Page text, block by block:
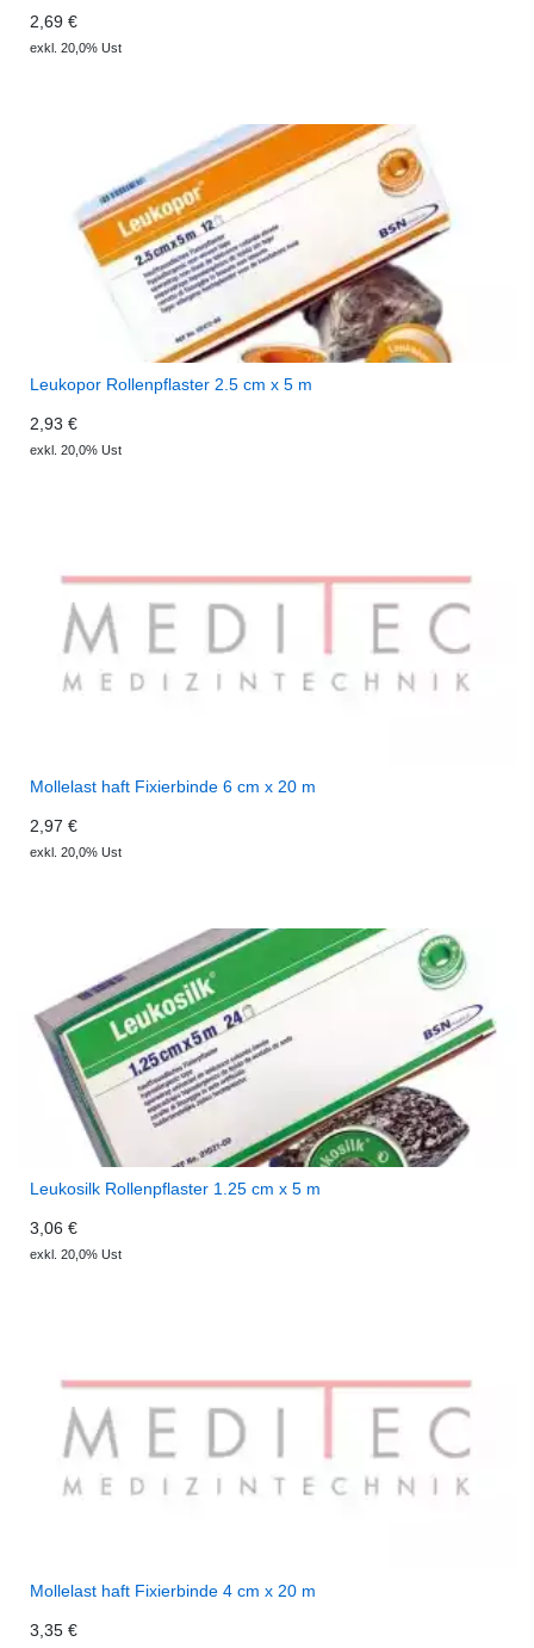
2,69 €
exkl. 20,0% Ust
Leukopor Rollenpflaster 2.5 cm x 5 m
2,93 €
exkl. 20,0% Ust
Mollelast haft Fixierbinde 6 cm x 20 m
2,97 €
exkl. 20,0% Ust
Leukosilk Rollenpflaster 1.25 cm x 5 m
3,06 €
exkl. 20,0% Ust
Mollelast haft Fixierbinde 4 cm x 20 m
3,35 €